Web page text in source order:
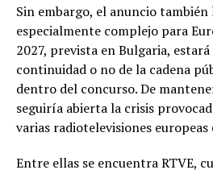
Sin embargo, el anuncio
especialmente complejo para
2027, prevista en Bulgaria,
continuidad o no de la cadena
dentro del concurso. De
seguiría abierta la crisis
varias radiotelevisiones europeas
Entre ellas se encuentra RTVE,